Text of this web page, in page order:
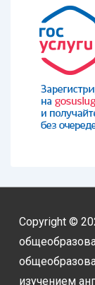
Copyright ©
изучением